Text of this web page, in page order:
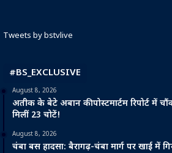
Tweets by bstvlive
#BS_EXCLUSIVE
August 8, 2026
अतीक के बेटे अबान की पोस्टमार्टम रिपोर्ट में
मिलीं 23 चोटें!
August 8, 2026
चंबा बस हादसा: बैरागढ़-चंबा मार्ग पर खाई में